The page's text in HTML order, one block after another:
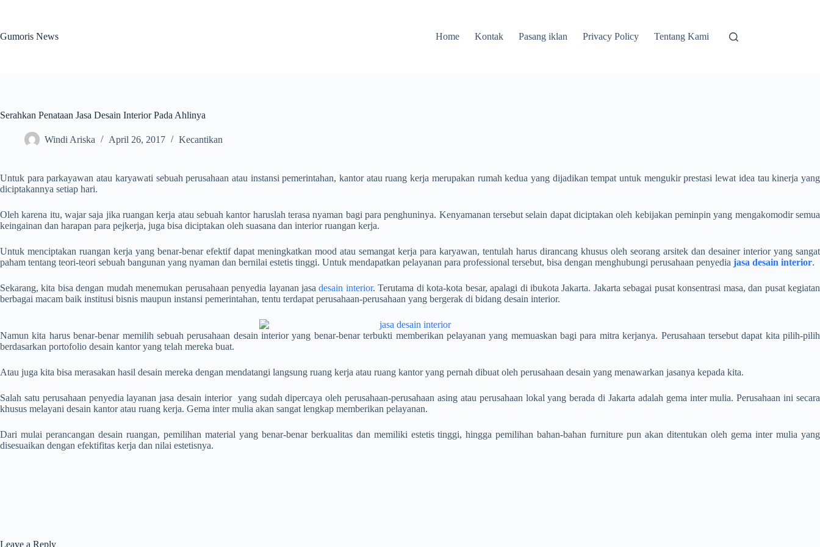
Gumoris News
Home Kontak Pasang iklan Privacy Policy Tentang Kami
Serahkan Penataan Jasa Desain Interior Pada Ahlinya
Windi Ariska April 26, 2017 Kecantikan
Untuk para parkayawan atau karyawati sebuah perusahaan atau instansi pemerintahan, kantor atau ruang kerja merupakan rumah kedua yang dijadikan tempat untuk mengukir prestasi lewat idea tau kinerja yang
diciptakannya setiap hari.
Oleh karena itu, wajar saja jika ruangan kerja atau sebuah kantor haruslah terasa nyaman bagi para penghuninya. Kenyamanan tersebut selain dapat diciptakan oleh kebijakan peminpin yang mengakomodir semua
keingainan dan harapan para pejkerja, juga bisa diciptakan oleh suasana dan interior ruangan kerja.
Untuk menciptakan ruangan kerja yang benar-benar efektif dapat meningkatkan mood atau semangat kerja para karyawan, tentulah harus dirancang khusus oleh seorang arsitek dan desainer interior yang sangat
paham tentang teori-teori sebuah bangunan yang nyaman dan bernilai estetis tinggi. Untuk mendapatkan pelayanan para professional tersebut, bisa dengan menghubungi perusahaan penyedia jasa desain interior.
Sekarang, kita bisa dengan mudah menemukan perusahaan penyedia layanan jasadesain interior. Terutama di kota-kota besar, apalagi di ibukota Jakarta. Jakarta sebagai pusat konsentrasi masa, dan pusat kegiatan
berbagai macam baik institusi bisnis maupun instansi pemerintahan, tentu terdapat perusahaan-perusahaan yang bergerak di bidang desain interior.
Namun kita harus benar-benar memilih sebuah perusahaan desain interior yang benar-benar terbukti memberikan pelayanan yang memuaskan bagi para mitra kerjanya. Perusahaan tersebut dapat kita pilih-pilih
berdasarkan portofolio desain kantor yang telah mereka buat.
Atau juga kita bisa merasakan hasil desain mereka dengan mendatangi langsung ruang kerja atau ruang kantor yang pernah dibuat oleh perusahaan desain yang menawarkan jasanya kepada kita.
Salah satu perusahaan penyedia layananjasa desain interioryang sudah dipercaya oleh perusahaan-perusahaan asing atau perusahaan lokal yang berada di Jakarta adalah gema inter mulia. Perusahaan ini secara
khusus melayani desain kantor atau ruang kerja. Gema inter mulia akan sangat lengkap memberikan pelayanan.
Dari mulai perancangan desain ruangan, pemilihan material yang benar-benar berkualitas dan memiliki estetis tinggi, hingga pemilihan bahan-bahan furniture pun akan ditentukan oleh gema inter mulia yang
disesuaikan dengan efektifitas kerja dan nilai estetisnya.
Leave a Reply